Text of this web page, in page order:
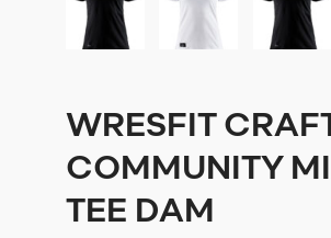
WRESFIT
COMMUNITY
TEE DAM